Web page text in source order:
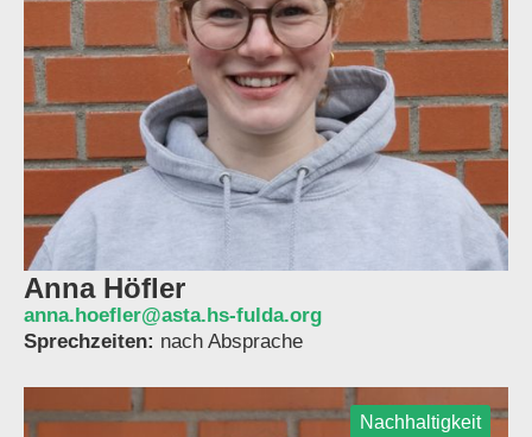
Anna Höfler
anna.hoefler@asta.hs-fulda.org
Sprechzeiten: nach Absprache
Nachhaltigkeit